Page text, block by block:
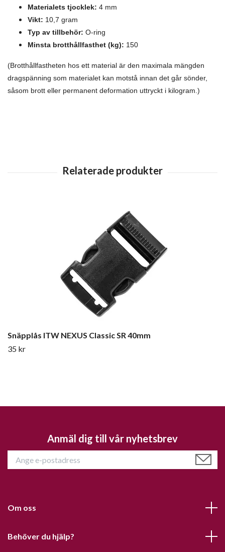
Materialets tjocklek: 4 mm
Vikt: 10,7 gram
Typ av tillbehör: O-ring
Minsta brotthållfasthet (kg): 150
(Brotthållfastheten hos ett material är den maximala mängden
dragspänning som materialet kan motstå innan det går sönder,
såsom brott eller permanent deformation uttryckt i kilogram.)
Snäpplås ITW NEXUS Classic SR 40mm
35 kr
Anmäl dig till vår nyhetsbrev
Om oss
Behöver du hjälp?